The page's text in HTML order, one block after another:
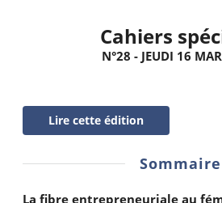
Cahiers
N°28 - JEUDI 16
Lire cette édition
Sommaire
La fibre entrepreneuriale au